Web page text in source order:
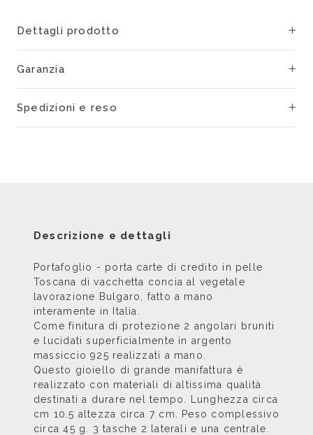
Dettagli prodotto
Garanzia
Spedizioni e reso
Descrizione e dettagli
Portafoglio - porta carte di credito in pelle
Toscana di vacchetta concia al vegetale
lavorazione Bulgaro, fatto a mano
interamente in Italia.
Come finitura di protezione 2 angolari bruniti
e lucidati superficialmente in argento
massiccio 925 realizzati a mano.
Questo gioiello di grande manifattura è
realizzato con materiali di altissima qualità
destinati a durare nel tempo. Lunghezza circa
cm 10.5 altezza circa 7 cm. Peso complessivo
circa 45 g. 3 tasche 2 laterali e una centrale.